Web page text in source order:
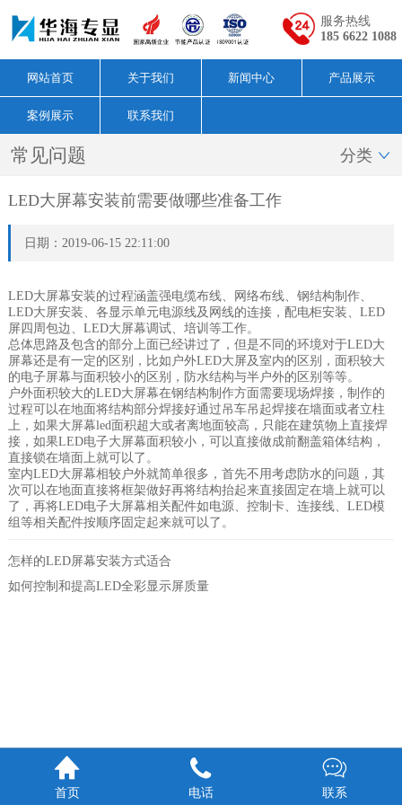
服务热线
185 6622 1088
网站首页 关于我们 新闻中心 产品展示
案例展示 联系我们
常见问题 分类 
LED大屏幕安装前需要做哪些准备工作
日期：2019-06-15 22:11:00
LED大屏幕安装的过程涵盖强电缆布线、网络布线、钢结构制作、
LED大屏安装、各显示单元电源线及网线的连接，配电柜安装、LED
屏四周包边、LED大屏幕调试、培训等工作。
总体思路及包含的部分上面已经讲过了，但是不同的环境对于LED大
屏幕还是有一定的区别，比如户外LED大屏及室内的区别，面积较大
的电子屏幕与面积较小的区别，防水结构与半户外的区别等等。
户外面积较大的LED大屏幕在钢结构制作方面需要现场焊接，制作的
过程可以在地面将结构部分焊接好通过吊车吊起焊接在墙面或者立柱
上，如果大屏幕led面积超大或者离地面较高，只能在建筑物上直接焊
接，如果LED电子大屏幕面积较小，可以直接做成前翻盖箱体结构，
直接锁在墙面上就可以了。
室内LED大屏幕相较户外就简单很多，首先不用考虑防水的问题，其
次可以在地面直接将框架做好再将结构抬起来直接固定在墙上就可以
了，再将LED电子大屏幕相关配件如电源、控制卡、连接线、LED模
组等相关配件按顺序固定起来就可以了。
怎样的LED屏幕安装方式适合
如何控制和提高LED全彩显示屏质量

首页

电话

联系